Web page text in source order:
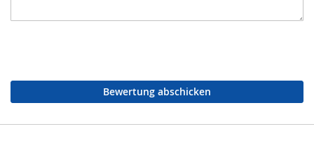
Bewertung abschicken